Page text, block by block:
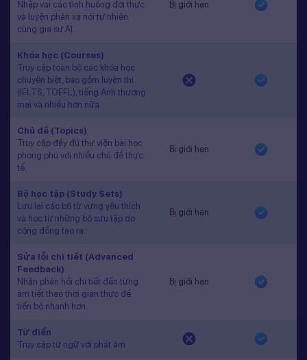
Nhập vai các tình huống đời thực
và luyện phản xạ nói tự nhiên
cùng gia sư AI.
Bị giới hạn
Khóa học (Courses)
Truy cập toàn bộ các khóa học
chuyên biệt, bao gồm luyện thi
(IELTS, TOEFL), tiếng Anh thương
mại và nhiều hơn nữa.
Chủ đề (Topics)
Truy cập đầy đủ thư viện bài học
phong phú với nhiều chủ đề thực
tế.
Bị giới hạn
Bộ học tập (Study Sets)
Lưu lại các bộ từ vựng yêu thích
và học từ những bộ sưu tập do
cộng đồng tạo ra.
Bị giới hạn
Sửa lỗi chi tiết (Advanced
Feedback)
Nhận phản hồi chi tiết đến từng
âm tiết theo thời gian thực để
tiến bộ nhanh hơn.
Bị giới hạn
Từ điển
Truy cập từ ngữ với phát âm